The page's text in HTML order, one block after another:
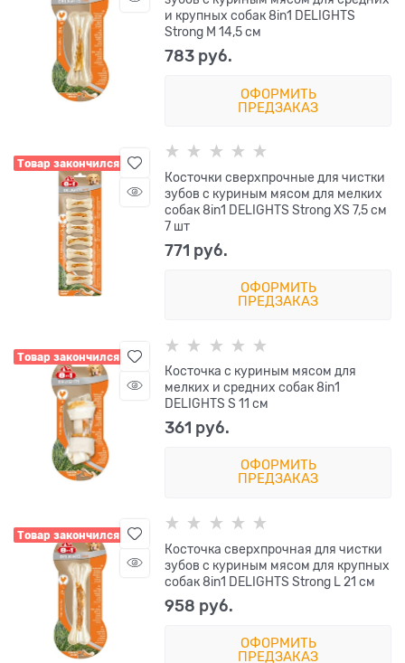
и крупных собак 8in1 DELIGHTS
Strong M 14,5 см
783 руб.
ОФОРМИТЬ
ПРЕДЗАКАЗ
Товар закончился
Косточки сверхпрочные для чистки
зубов с куриным мясом для мелких
собак 8in1 DELIGHTS Strong XS 7,5 см
7 шт
771 руб.
ОФОРМИТЬ
ПРЕДЗАКАЗ
Товар закончился
Косточка с куриным мясом для
мелких и средних собак 8in1
DELIGHTS S 11 см
361 руб.
ОФОРМИТЬ
ПРЕДЗАКАЗ
Товар закончился
Косточка сверхпрочная для чистки
зубов с куриным мясом для крупных
собак 8in1 DELIGHTS Strong L 21 см
958 руб.
ОФОРМИТЬ
ПРЕДЗАКАЗ